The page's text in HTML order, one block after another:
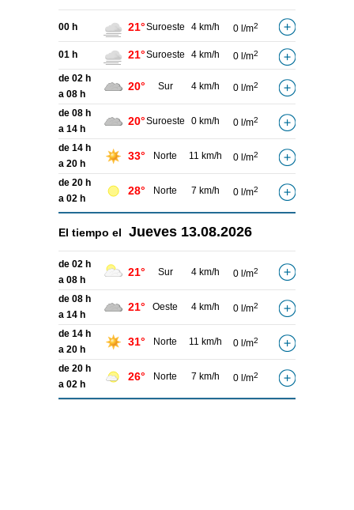
00 h 21°Suroeste 4 km/h 0 l/m2
01 h 21°Suroeste 4 km/h 0 l/m2
de 02 h
a 08 h
20° Sur 4 km/h 0 l/m2
de 08 h
a 14 h
20°Suroeste 0 km/h 0 l/m2
de 14 h
a 20 h
33° Norte 11 km/h 0 l/m2
de 20 h
a 02 h
28° Norte 7 km/h 0 l/m2
El tiempo el Jueves 13.08.2026
de 02 h
a 08 h
21° Sur 4 km/h 0 l/m2
de 08 h
a 14 h
21° Oeste 4 km/h 0 l/m2
de 14 h
a 20 h
31° Norte 11 km/h 0 l/m2
de 20 h
a 02 h
26° Norte 7 km/h 0 l/m2